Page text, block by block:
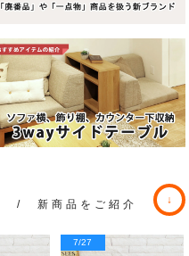
/ 新商品をご紹介
7/27